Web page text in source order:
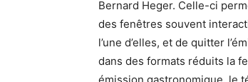
Bernard Heger. Celle-ci
des fenêtres souvent
l’une d’elles, et de quitter
dans des formats réduits la